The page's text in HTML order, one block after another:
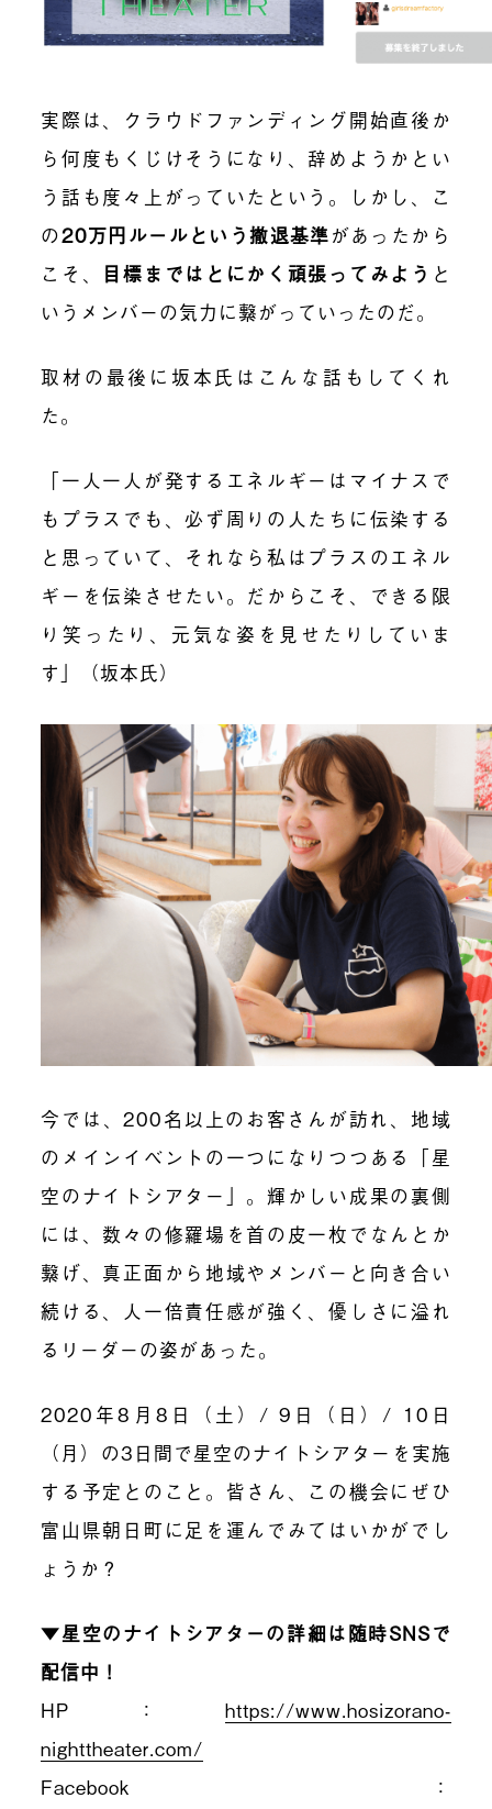
実際は、クラウドファンディング開始直後か
ら何度もくじけそうになり、辞めようかとい
う話も度々上がっていたという。しかし、こ
の20万円ルールという撤退基準があったから
こそ、
目標まではとにかく頑張ってみよう と
いうメンバーの気力に繋がっていったのだ。
取材の最後に坂本氏はこんな話もしてくれ
た。
「一人一人が発するエネルギーはマイナスで
もプラスでも、必ず周りの人たちに伝染する
と思っていて、それなら私はプラスのエネル
ギーを伝染させたい。だからこそ、できる限
り笑ったり、元気な姿を見せたりしていま
す」（坂本氏）
今では、200名以上のお客さんが訪れ、地域
のメインイベントの一つになりつつある「星
空のナイトシアター」。輝かしい成果の裏側
には、数々の修羅場を首の皮一枚でなんとか
繋げ、真正面から地域やメンバーと向き合い
続ける、人一倍責任感が強く、優しさに溢れ
るリーダーの姿があった。
2020年8月8日（土）/ 9日（日）/ 10日
（月）の3日間で星空のナイトシアターを実施
する予定とのこと。皆さん、この機会にぜひ
富山県朝日町に足を運んでみてはいかがでし
ょうか？
▼星空のナイトシアターの詳細は随時SNSで
配信中！
HP： https://www.hosizorano-
nighttheater.com/
Facebook：